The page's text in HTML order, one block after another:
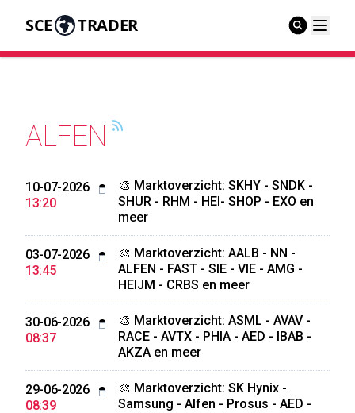
SCE TRADER
ALFEN
10-07-2026
13:20
🎨 Marktoverzicht: SKHY - SNDK -
SHUR - RHM - HEI- SHOP - EXO en
meer
03-07-2026
13:45
🎨 Marktoverzicht: AALB - NN -
ALFEN - FAST - SIE - VIE - AMG -
HEIJM - CRBS en meer
30-06-2026
08:37
🎨 Marktoverzicht: ASML - AVAV -
RACE - AVTX - PHIA - AED - IBAB -
AKZA en meer
29-06-2026
08:39
🎨 Marktoverzicht: SK Hynix -
Samsung - Alfen - Prosus - AED -